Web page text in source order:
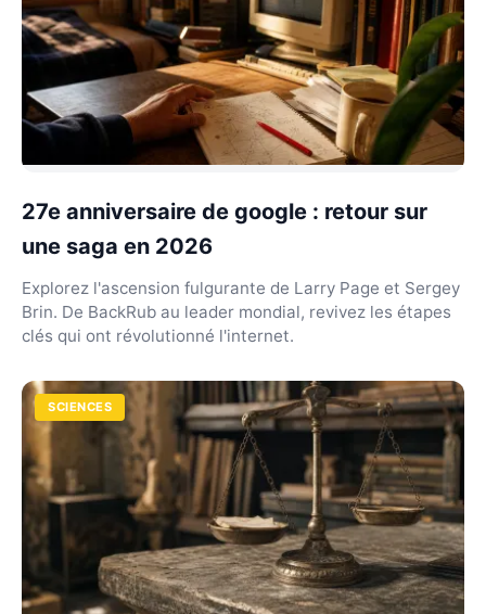
27e anniversaire de google : retour sur
une saga en 2026
Explorez l'ascension fulgurante de Larry Page et Sergey
Brin. De BackRub au leader mondial, revivez les étapes
clés qui ont révolutionné l'internet.
SCIENCES